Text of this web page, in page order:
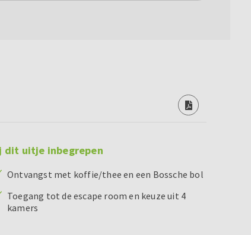
dit uitje inbegrepen
Ontvangst met koffie/thee en een Bossche bol
Toegang tot de escape room en keuze uit 4
kamers